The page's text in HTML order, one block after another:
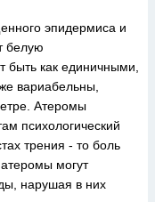
эпидермиса и
белую
быть как единичными,
вариабельны,
Атеромы
психологический
трения - то боль
могут
нарушая в них